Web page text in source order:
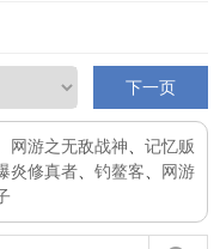
下一页
网游之无敌战神
记忆贩
炎修真者 钓鳌客
网游